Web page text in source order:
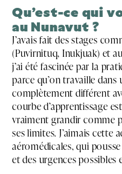
Qu’est-ce qui
au Nunavut ?
J’avais fait des stages
(Puvirnituq, Inukjuak) et
j’ai été fascinée par la
parce qu’on travaille
complètement différent
courbe d’apprentissage
vraiment grandir comme
ses limites. J’aimais cette
aéromédicales, qui
et des urgences possibles